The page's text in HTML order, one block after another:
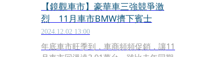
【鏡觀車市】豪華車三強競爭激
烈 11月車市BMW擠下賓士
2024.12.02 13:00
年底車市旺季到，車商頻頻促銷，讓11